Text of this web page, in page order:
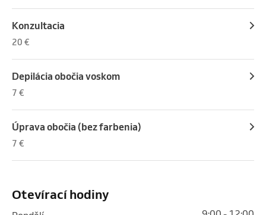
Konzultacia
20 €
Depilácia obočia voskom
7 €
Úprava obočia (bez farbenia)
7 €
Otevírací hodiny